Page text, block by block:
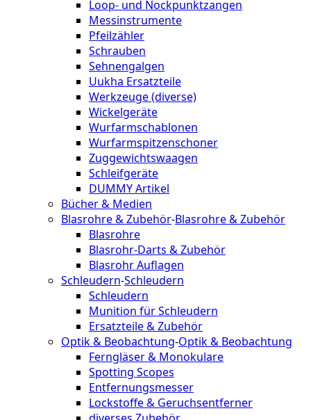
Loop- und Nockpunktzangen
Messinstrumente
Pfeilzähler
Schrauben
Sehnengalgen
Uukha Ersatzteile
Werkzeuge (diverse)
Wickelgeräte
Wurfarmschablonen
Wurfarmspitzenschoner
Zuggewichtswaagen
Schleifgeräte
DUMMY Artikel
Bücher & Medien
Blasrohre & Zubehör-Blasrohre & Zubehör
Blasrohre
Blasrohr-Darts & Zubehör
Blasrohr Auflagen
Schleudern-Schleudern
Schleudern
Munition für Schleudern
Ersatzteile & Zubehör
Optik & Beobachtung-Optik & Beobachtung
Ferngläser & Monokulare
Spotting Scopes
Entfernungsmesser
Lockstoffe & Geruchsentferner